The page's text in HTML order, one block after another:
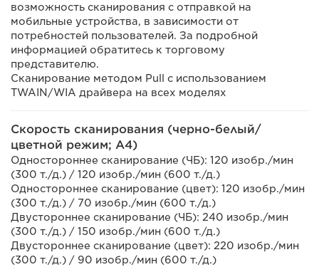
возможность сканирования с отправкой на
мобильные устройства, в зависимости от
потребностей пользователей. За подробной
информацией обратитесь к торговому
представителю.
Сканирование методом Pull с использованием
TWAIN/WIA драйвера на всех моделях
Скорость сканирования (черно-белый/
цветной режим; A4)
Одностороннее сканирование (ЧБ): 120 изобр./мин
(300 т./д.) / 120 изобр./мин (600 т./д.)
Одностороннее сканирование (цвет): 120 изобр./мин
(300 т./д.) / 70 изобр./мин (600 т./д.)
Двустороннее сканирование (ЧБ): 240 изобр./мин
(300 т./д.) / 150 изобр./мин (600 т./д.)
Двустороннее сканирование (цвет): 220 изобр./мин
(300 т./д.) / 90 изобр./мин (600 т./д.)